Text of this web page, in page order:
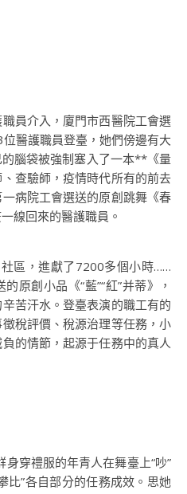
員介入，廈門市西醫院工會選
醫護職員登臺，她們傍邊有大
腦袋被強制塞入了一本**《量
查驗師，疫情時代所有的前去
病院工會選送的原創跳舞《春
線回來的醫護職員。
，進獻了7200多個小時……
原創小品《“藍”“紅”并蒂》，
苦汗水。登臺表演的職工有的
稅評價、稅源治理等任務，小
的情節，起源于任務中的真人
穿禮服的年青人在舞臺上“吵”
比”各自部分的任務成效。思她